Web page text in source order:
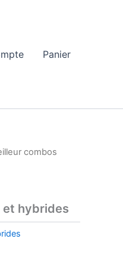
Panier
combos
et hybrides